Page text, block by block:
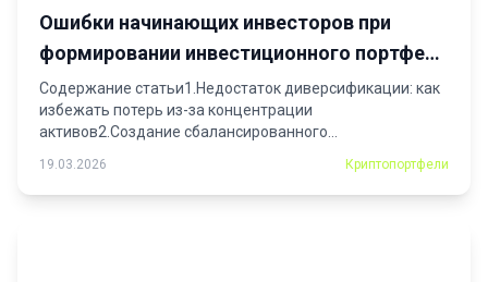
Ошибки начинающих инвесторов при
формировании инвестиционного портфеля
и как их избежать
Содержание статьи1.Недостаток диверсификации: как
избежать потерь из-за концентрации
активов2.Создание сбалансированного
19.03.2026 Криптопортфели